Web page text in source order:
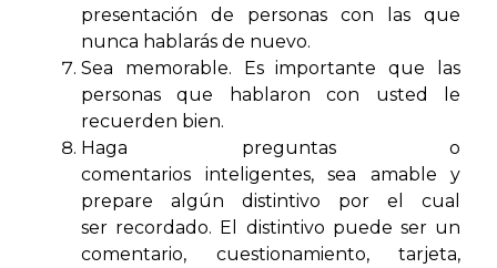
presentación de personas con las que
nunca hablarás de nuevo.
Sea memorable. Es importante que las
personas que hablaron con usted le
recuerden bien.
Haga preguntas o
comentarios inteligentes, sea amable y
prepare algún distintivo por el cual
ser recordado. El distintivo puede ser un
comentario, cuestionamiento, tarjeta,